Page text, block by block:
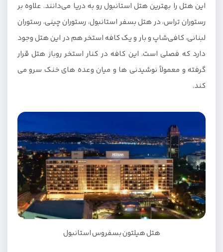
این هتل را بهترین هتل استانبول رو به دریا می‌دانند. علاوه بر
رستوران تراس، در هتل بسفر استانبول، رستوران چینی، رستوران
لبنانی، کافی‌شاپ و بار و یک کافه استخر هم در این هتل وجود
دارد که فصلی است. این کافه در کنار استخر روباز هتل قرار
گرفته و معمولاً نوشیدنی ها و میان وعده های خنک سرو می
کند.
هتل هیلتون بسفروس استانبول